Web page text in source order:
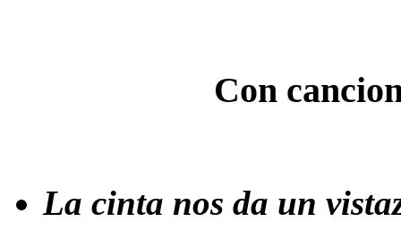
Con
La cinta nos da un